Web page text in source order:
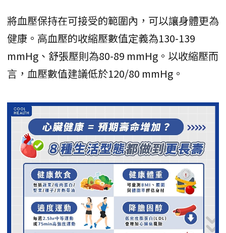
將血壓保持在可接受的範圍內，可以讓身體更為
健康。高血壓的收縮壓數值定義為130-139
mmHg、舒張壓則為80-89 mmHg。以收縮壓而
言，血壓數值建議低於120/80 mmHg。